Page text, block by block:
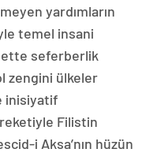
yardımların
temel insani
seferberlik
zengini ülkeler
inisiyatif
Filistin
i Aksa’nın hüzün